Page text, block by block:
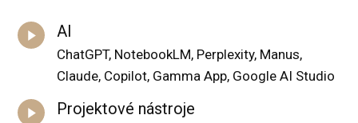
AI
ChatGPT, NotebookLM, Perplexity, Manus,
Claude, Copilot, Gamma App, Google AI Studio
Projektové nástroje